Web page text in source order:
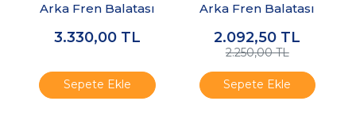
Arka Fren Balatası
3.330,00 TL
Sepete Ekle
Arka Fren Balatası
2.092,50 TL
2.250,00 TL
Sepete Ekle